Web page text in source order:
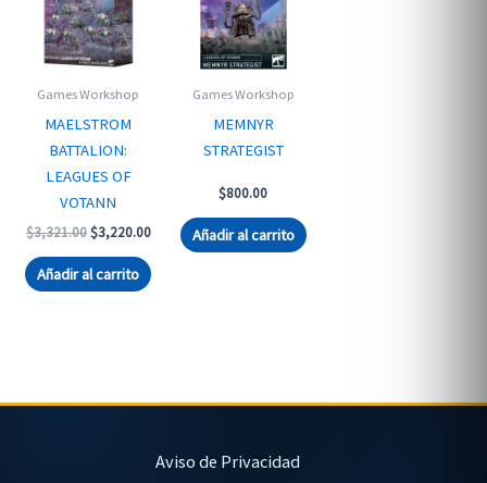
Games Workshop
MAELSTROM
BATTALION:
LEAGUES OF
VOTANN
$3,321.00 Original
was:
$3,321.00.
$3,220.00Current
is:
$3,220.00.
Añadir al carrito
Games Workshop
MEMNYR
STRATEGIST
$800.00
Añadir al carrito
Aviso de Privacidad